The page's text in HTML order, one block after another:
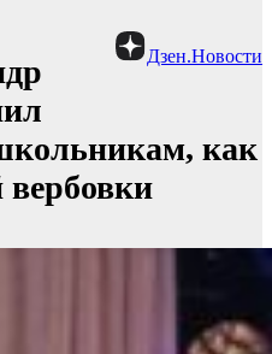
Дзен.Новости
как
вербовки